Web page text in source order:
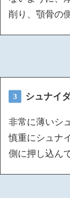
削り、顎骨の
3 シュナイ
非常に薄いシ
慎重にシュナ
側に押し込ん